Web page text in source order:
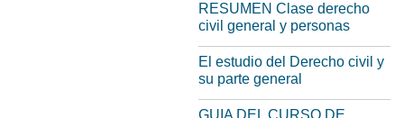
RESUMEN Clase derecho
civil general y personas
El estudio del Derecho civil y
su parte general
GUIA DEL CURSO DE